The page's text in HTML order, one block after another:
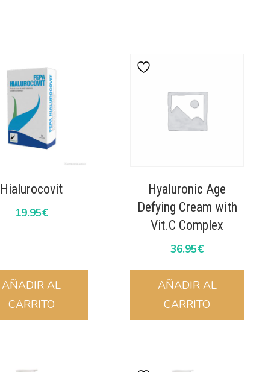
Hialurocovit
19.95€
AÑADIR AL
CARRITO
Hyaluronic Age
Defying Cream with
Vit.C Complex
36.95€
AÑADIR AL
CARRITO